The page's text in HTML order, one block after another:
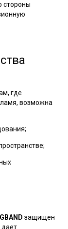
стороны
где
возможна
защищен